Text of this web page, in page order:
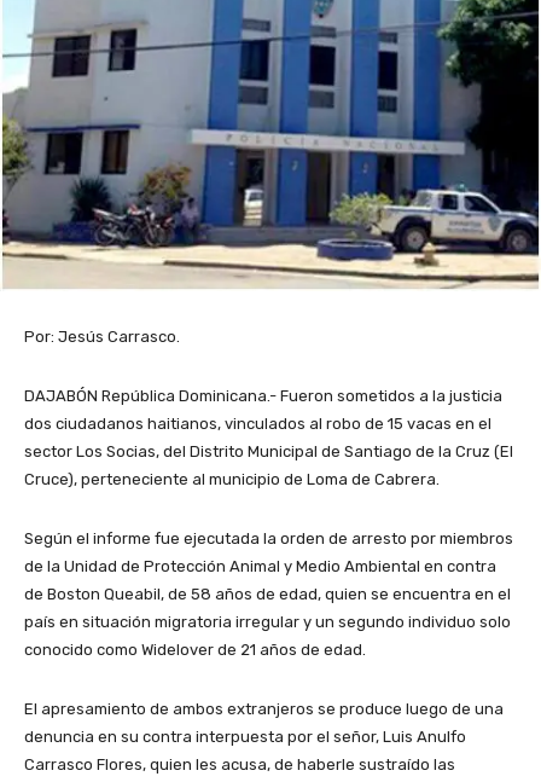
Por: Jesús Carrasco.
DAJABÓN República Dominicana.- Fueron sometidos a la justicia
dos ciudadanos haitianos, vinculados al robo de 15 vacas en el
sector Los Socias, del Distrito Municipal de Santiago de la Cruz (El
Cruce), perteneciente al municipio de Loma de Cabrera.
Según el informe fue ejecutada la orden de arresto por miembros
de la Unidad de Protección Animal y Medio Ambiental en contra
de Boston Queabil, de 58 años de edad, quien se encuentra en el
país en situación migratoria irregular y un segundo individuo solo
conocido como Widelover de 21 años de edad.
El apresamiento de ambos extranjeros se produce luego de una
denuncia en su contra interpuesta por el señor, Luis Anulfo
Carrasco Flores, quien les acusa, de haberle sustraído las